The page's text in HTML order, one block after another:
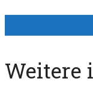
Weitere